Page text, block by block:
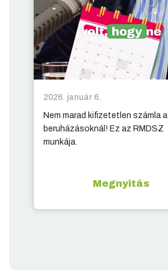
2026. január 6.
Nem marad kifizetetlen számla a
beruházásoknál! Ez az RMDSZ
munkája.
Megnyitás